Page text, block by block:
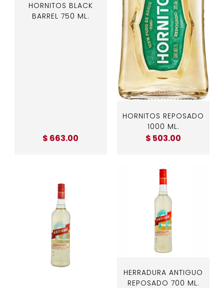
HORNITOS BLACK
BARREL 750 ML.
$ 663.00
HORNITOS REPOSADO
1000 ML.
$ 503.00
HERRADURA ANTIGUO
REPOSADO 700 ML.